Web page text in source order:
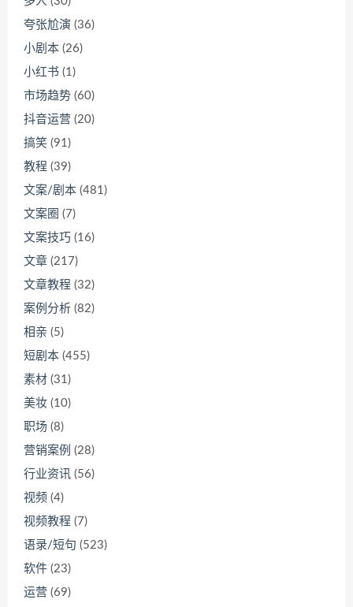
夸张尬演 (36)
小剧本 (26)
小红书 (1)
市场趋势 (60)
抖音运营 (20)
搞笑 (91)
教程 (39)
文案/剧本 (481)
文案圈 (7)
文案技巧 (16)
文章 (217)
文章教程 (32)
案例分析 (82)
相亲 (5)
短剧本 (455)
素材 (31)
美妆 (10)
职场 (8)
营销案例 (28)
行业资讯 (56)
视频 (4)
视频教程 (7)
语录/短句 (523)
软件 (23)
运营 (69)